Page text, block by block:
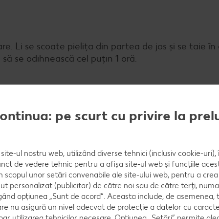
Li se scoate pielița din partea de jos și se taie
se odihnească cel puțin 1 oră.
să aibă capac. Coastele se coc pe el, la
să rămână cât mai constantă în grătar.
cu sosul de grătar și se mai coc încă 10-15
pe scurt cu privire la
ul nostru web, utilizând diverse tehnici (inclusiv cookie-
de vedere tehnic pentru a afișa site-ul web și funcțiile
scopul unor setări convenabile ale site-ului web, pentru a
personalizat (publicitar) de către noi sau de către terți,
opțiunea „Sunt de acord”. Aceasta include, de
nu asigură un nivel adecvat de protecție a datelor cu